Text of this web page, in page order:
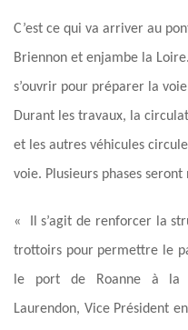
C’est ce qui va arriver au
Briennon et enjambe la
s’ouvrir pour préparer la
Durant les travaux, la
et les autres véhicules
voie. Plusieurs phases seront
« Il s’agit de renforcer la
trottoirs pour permettre le
le port de Roanne à la
Laurendon, Vice Président